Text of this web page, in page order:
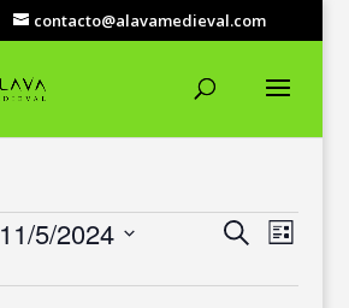
contacto@alavamedieval.com
DE
BÚSQUEDA
Buscar
DE
DE
Lista
11/5/2024